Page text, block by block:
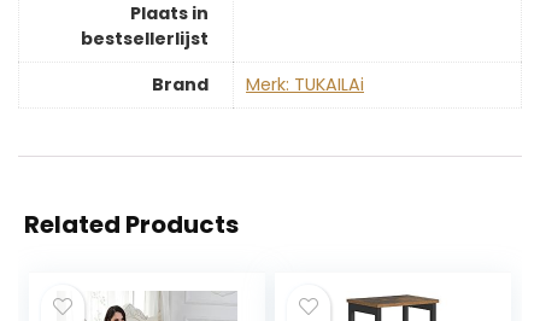
Plaats in
bestsellerlijst
Brand
Merk: TUKAILAi
Related Products